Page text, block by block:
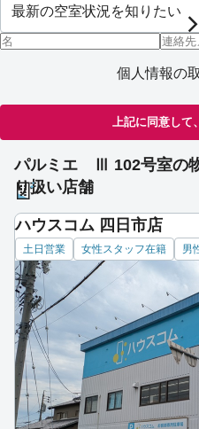
個人情報の
上記に同意して
パルミエ Ⅲ 102号室の
り扱い店舗
ハウスコム 四日市店
土日営業 女性スタッフ在籍 男